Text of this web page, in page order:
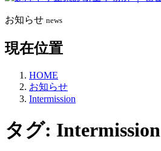
お知らせ news
現在位置
HOME
お知らせ
Intermission
タグ: Intermission